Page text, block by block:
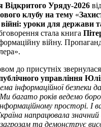
Уряду-2026
клубу на тему «
уроки для держави
стала книга
війну.
до присутніх звернулася
управління
інформаційної безпеки
багато років ведемо
просторі. І
напрацювала значний
та демонструє